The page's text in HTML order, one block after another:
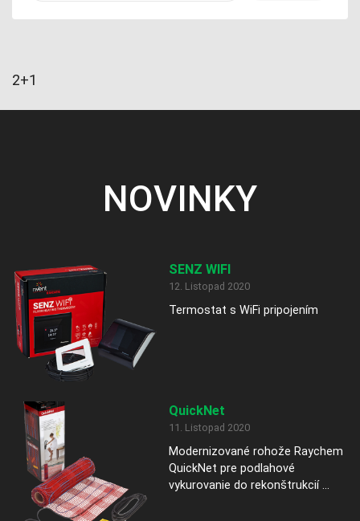
2+1
NOVINKY
SENZ WIFI
12. Listopad 2020
Termostat s WiFi pripojením
QuickNet
11. Listopad 2020
Modernizované rohože Raychem
QuickNet pre podlahové
vykurovanie do rekonštrukcií ...